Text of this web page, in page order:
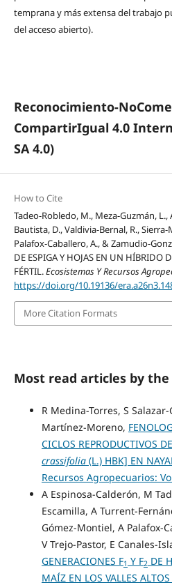
temprana y más extensa del trabajo
del acceso abierto).
Reconocimiento-
CompartirIgual 4.0
SA 4.0)
How to Cite
Tadeo-Robledo, M., Meza-Guzmán,
Bautista, D., Valdivia-Bernal, R.,
Palafox-Caballero, A., & Zamudio-
DE ESPIGA Y HOJAS EN UN HÍBRIDO
FÉRTIL.Ecosistemas Y Recursos
https://doi.org/10.19136/
More Citation Formats
Most read articles by
R Medina-Torres, S
Martínez-Moreno,
CICLOS REPRODUCTIVOS
crassifolia(L.) HBK] EN
Recursos Agropecuarios:
A Espinosa-Calderón, M
Escamilla, A Turrent-
Gómez-Montiel, A Palafox-
V Trejo-Pastor, E Canales-
GENERACIONES F1 Y F2DE
MAÍZ EN LOS VALLES